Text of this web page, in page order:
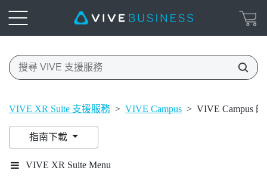
VIVE XR Suite 支援服務 > VIVE Campus > VIVE Campus
指南下載
VIVE XR Suite Menu